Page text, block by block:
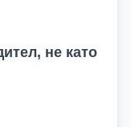
не като